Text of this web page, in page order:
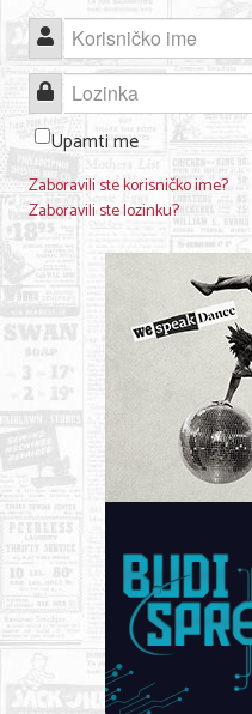
Kuća i bašta
Gastronomija
Sport i rekreacija
Zdravlje i medicina
Hobi i razonoda
UPIS FIRMI
MARKETING
KONTAKT
O NAMA
Korisničko ime
Lozinka
Upamti me
Zaboravili ste korisničko ime?
Zaboravili ste lozinku?